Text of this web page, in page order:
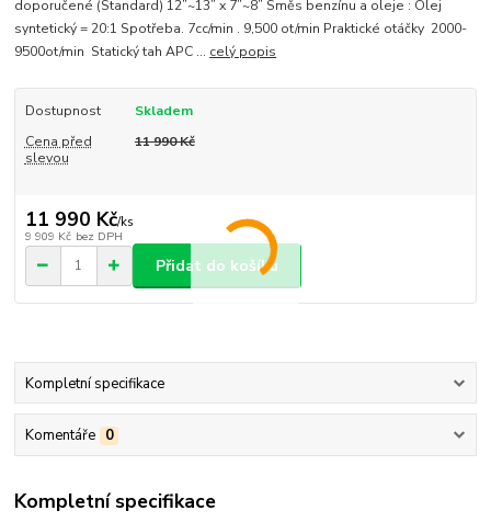
doporučené (Standard) 12”~13” x 7”~8” Směs benzínu a oleje : Olej
syntetický = 20:1 Spotřeba. 7cc/min . 9,500 ot/min Praktické otáčky 2000-
9500ot/min Statický tah APC ... celý popis
Dostupnost
Skladem
Cena před
slevou
11 990 Kč
11 990 Kč/ks
9 909 Kč bez DPH
Přidat do košíku
Kompletní specifikace
Komentáře 0
Kompletní specifikace